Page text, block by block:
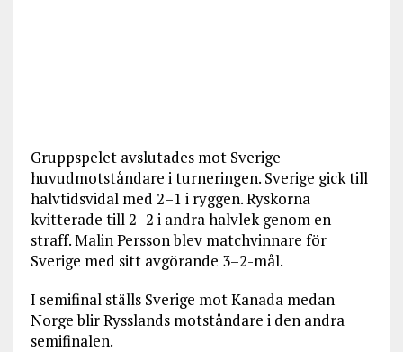
Gruppspelet avslutades mot Sverige
huvudmotståndare i turneringen. Sverige gick till
halvtidsvidal med 2–1 i ryggen. Ryskorna
kvitterade till 2–2 i andra halvlek genom en
straff. Malin Persson blev matchvinnare för
Sverige med sitt avgörande 3–2-mål.
I semifinal ställs Sverige mot Kanada medan
Norge blir Rysslands motståndare i den andra
semifinalen.